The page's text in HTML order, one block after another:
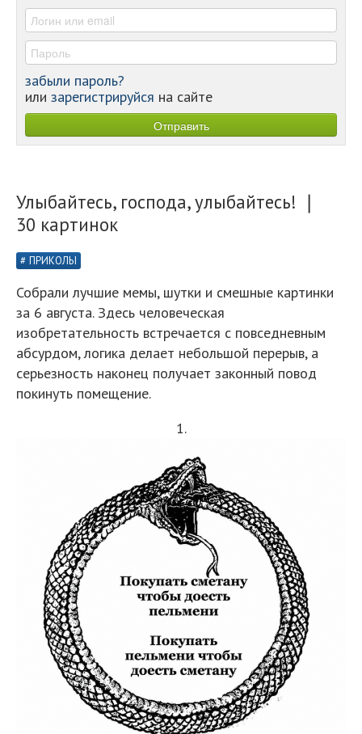
-
забыли пароль?
или зарегистрируйся на сайте
Улыбайтесь, господа, улыбайтесь! ❘
30 картинок
ПРИКОЛЫ
Собрали лучшие мемы, шутки и смешные картинки
за 6 августа. Здесь человеческая
изобретательность встречается с повседневным
абсурдом, логика делает небольшой перерыв, а
серьезность наконец получает законный повод
покинуть помещение.
1.